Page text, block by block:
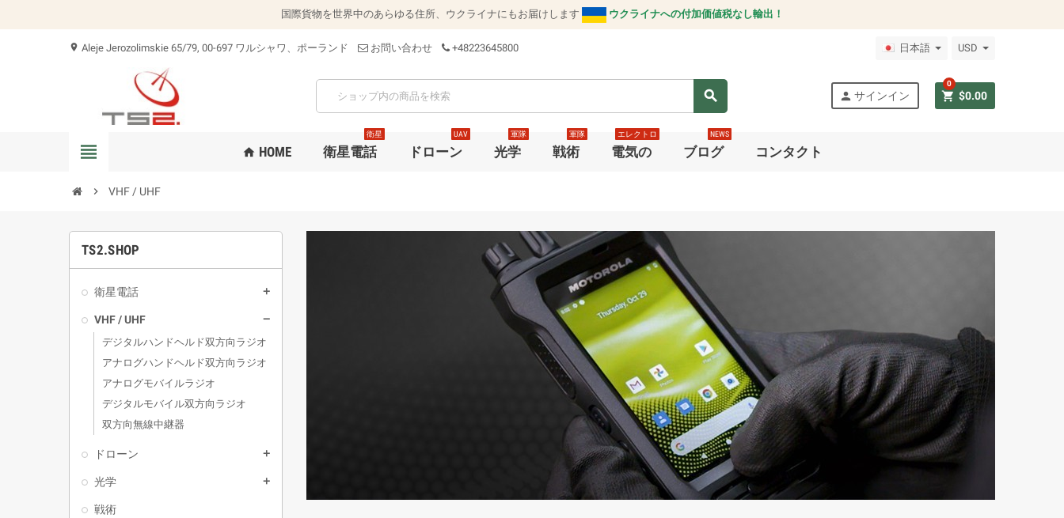
国際貨物を世界中のあらゆる住所、ウクライナにもお届けします ウクライナへの付加価値税なし輸出！
location_on Aleje Jerozolimskie 65/79, 00-697 ワルシャワ、ポーランド お問い合わせ +48223645800 日本語 USD
search person サインイン shopping_cart $0.00
0
view_headline home HOME 衛星電話
衛星
ドローン
UAV
光学
軍隊
戦術
軍隊
電気の
エレクトロ
ブログ
NEWS
コンタクト
chevron_right VHF / UHF
TS2.SHOP
衛星電話 add
VHF / UHF remove
デジタルハンドヘルド双方向ラジオ
アナログハンドヘルド双方向ラジオ
アナログモバイルラジオ
デジタルモバイル双方向ラジオ
双方向無線中継器
ドローン add
光学 add
戦術